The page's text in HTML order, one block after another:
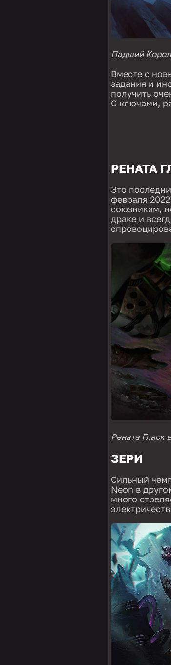
Падший
Вместе с
задания и
получить
С ключами,
РЕНАТА
Это
февраля
союзникам,
драке и
Рената Гласк
ЗЕРИ
Сильный
Neon в
много